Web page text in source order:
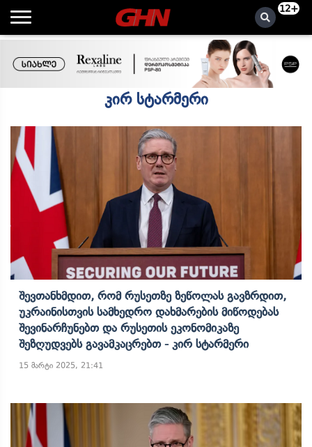
12+
კირ სტარმერი
Შევთანხმდით, Რომ Რუსეთზე Ზეწოლას Გავზრდით,
Უკრაინისთვის Სამხედრო Დახმარების Მიწოდებას
Შევინარჩუნებთ Და Რუსეთის Ეკონომიკაზე
Შეზღუდვებს Გავამკაცრებთ - Კირ Სტარმერი
15 მარტი 2025, 21:41